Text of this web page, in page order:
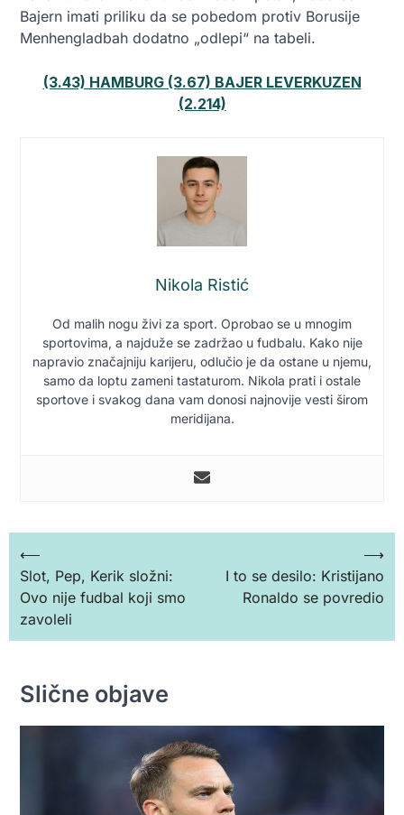
Bajern imati priliku da se pobedom protiv Borusije
Menhengladbah dodatno „odlepi“ na tabeli.
(3.43) HAMBURG (3.67) BAJER LEVERKUZEN
(2.214)
Nikola Ristić
Od malih nogu živi za sport. Oprobao se u mnogim
sportovima, a najduže se zadržao u fudbalu. Kako nije
napravio značajniju karijeru, odlučio je da ostane u njemu,
samo da loptu zameni tastaturom. Nikola prati i ostale
sportove i svakog dana vam donosi najnovije vesti širom
meridijana.
Кретање
чланка
⟵
Slot, Pep, Kerik složni:
Ovo nije fudbal koji smo
zavoleli
I to se desilo: Kristijano
Ronaldo se povredio
⟶
Slične objave